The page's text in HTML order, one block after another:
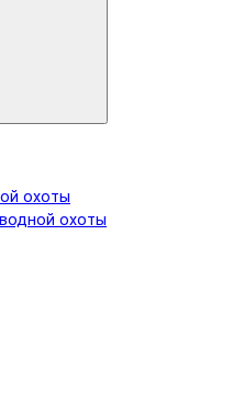
охоты
охоты